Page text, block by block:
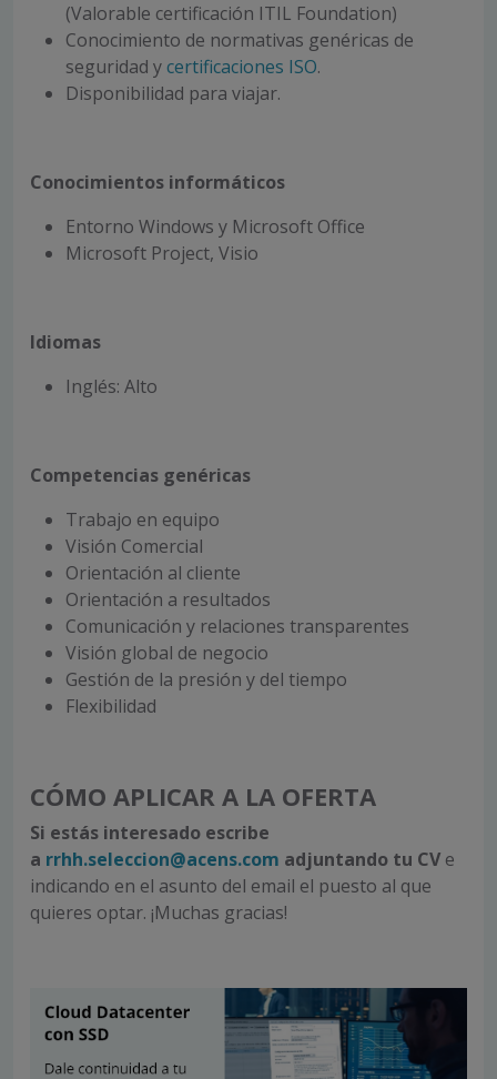
(Valorable certificación ITIL Foundation)
Conocimiento de normativas genéricas de
seguridad ycertificaciones ISO.
Disponibilidad para viajar.
Conocimientos informáticos
Entorno Windows y Microsoft Office
Microsoft Project, Visio
Idiomas
Inglés: Alto
Competencias genéricas
Trabajo en equipo
Visión Comercial
Orientación al cliente
Orientación a resultados
Comunicación y relaciones transparentes
Visión global de negocio
Gestión de la presión y del tiempo
Flexibilidad
CÓMO APLICAR A LA OFERTA
Si estás interesado escribe
a rrhh.seleccion@acens.com adjuntando tu CV e
indicando en el asunto del email el puesto al que
quieres optar. ¡Muchas gracias!